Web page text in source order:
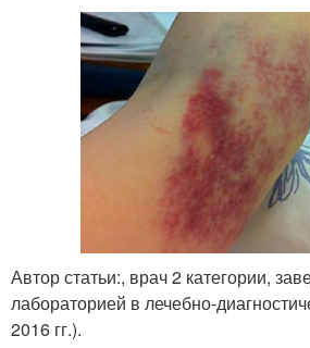
Автор статьи:, врач 2 категории,
лабораторией в лечебно-
2016 гг.).